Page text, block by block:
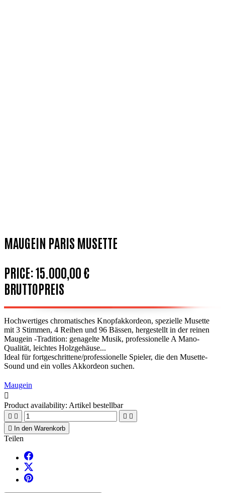
MAUGEIN PARIS MUSETTE
PRICE:15.000,00 €
BRUTTOPREIS
Hochwertiges chromatisches Knopfakkordeon, spezielle Musette
mit 3 Stimmen, 4 Reihen und 96 Bässen, hergestellt in der reinen
Maugein -Tradition: genagelte Musik, professionelle A Mano-
Qualität, leichtes Holzgehäuse...
Ideal für fortgeschrittene/professionelle Spieler, die den Musette-
Sound und ein volles Akkordeon suchen.
Maugein

Product availability: Artikel bestellbar
   
 In den Warenkorb
Teilen